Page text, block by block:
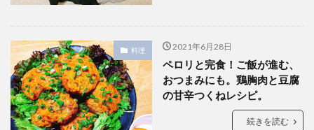
料理 2021年6月28日
ペロリと完食！ご飯が進む、
おつまみにも。鶏胸肉と豆腐
の甘辛つくねレシピ。
続きを読む